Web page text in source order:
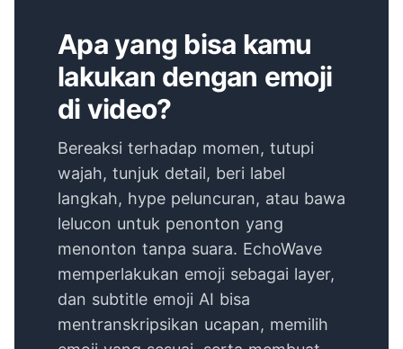
Apa yang bisa kamu
lakukan dengan emoji
di video?
Bereaksi terhadap momen, tutupi
wajah, tunjuk detail, beri label
langkah, hype peluncuran, atau bawa
lelucon untuk penonton yang
menonton tanpa suara. EchoWave
memperlakukan emoji sebagai layer,
dan subtitle emoji AI bisa
mentranskripsikan ucapan, memilih